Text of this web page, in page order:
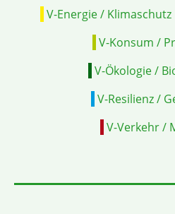
V-Energie / Klimaschutz
V-Konsum /
V-Ökologie /
V-Resilienz /
V-Verkehr /